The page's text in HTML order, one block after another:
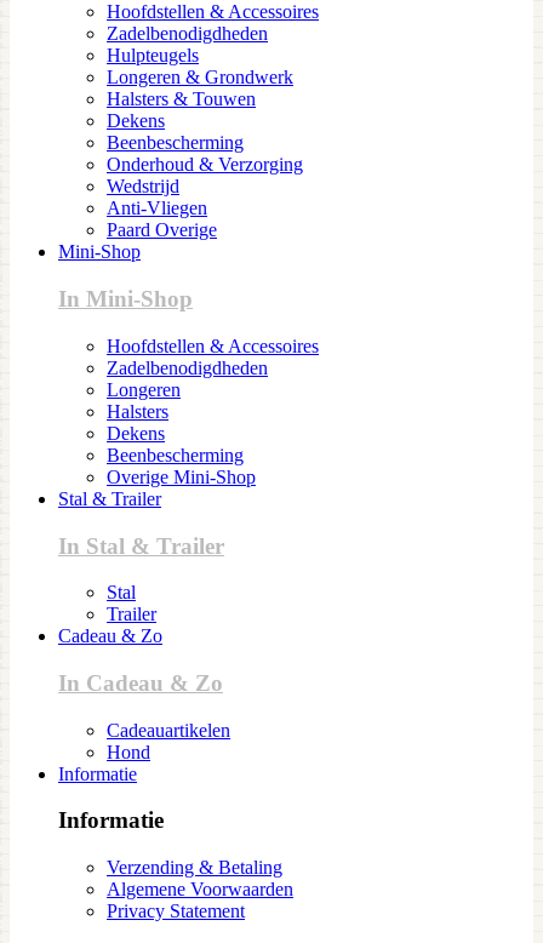
Hoofdstellen & Accessoires
Zadelbenodigdheden
Hulpteugels
Longeren & Grondwerk
Halsters & Touwen
Dekens
Beenbescherming
Onderhoud & Verzorging
Wedstrijd
Anti-Vliegen
Paard Overige
Mini-Shop
In Mini-Shop
Hoofdstellen & Accessoires
Zadelbenodigdheden
Longeren
Halsters
Dekens
Beenbescherming
Overige Mini-Shop
Stal & Trailer
In Stal & Trailer
Stal
Trailer
Cadeau & Zo
In Cadeau & Zo
Cadeauartikelen
Hond
Informatie
Informatie
Verzending & Betaling
Algemene Voorwaarden
Privacy Statement